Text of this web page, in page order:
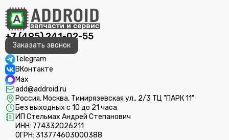
+7 (495) 241-02-55
Заказать звонок
Telegram
ВКонтакте
Max
add@addroid.ru
Россия, Москва, Тимирязевская ул., 2/3 ТЦ "ПАРК 11"
Без выходных с 10 до 21 часа
ИП Стельмах Андрей Степанович
ИНН: 774332026211
ОГРН: 313774603000388